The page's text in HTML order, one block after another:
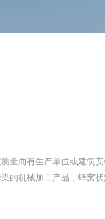
量而有生产单位或建筑
的机械加工产品，蜂窝
设备还应包括输送含污
测控制仪表仪器，如检